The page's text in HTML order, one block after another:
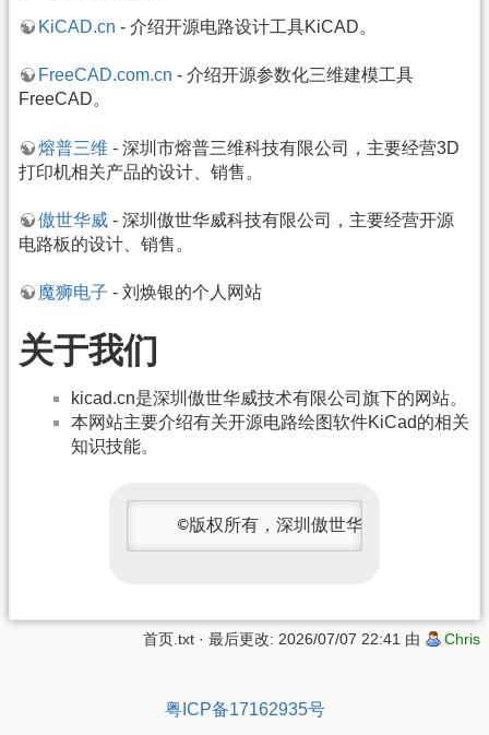
KiCAD.cn - 介绍开源电路设计工具KiCAD。
FreeCAD.com.cn - 介绍开源参数化三维建模工具
FreeCAD。
熔普三维 - 深圳市熔普三维科技有限公司，主要经营3D
打印机相关产品的设计、销售。
傲世华威 - 深圳傲世华威科技有限公司，主要经营开源
电路板的设计、销售。
魔狮电子 - 刘焕银的个人网站
关于我们
kicad.cn是深圳傲世华威技术有限公司旗下的网站。
本网站主要介绍有关开源电路绘图软件KiCad的相关
知识技能。
©版权所有，深圳傲世华威技术有限公
首页.txt · 最后更改: 2026/07/07 22:41 由 Chris
粤ICP备17162935号